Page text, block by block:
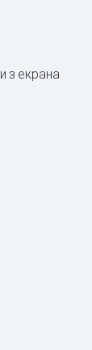
з екрана